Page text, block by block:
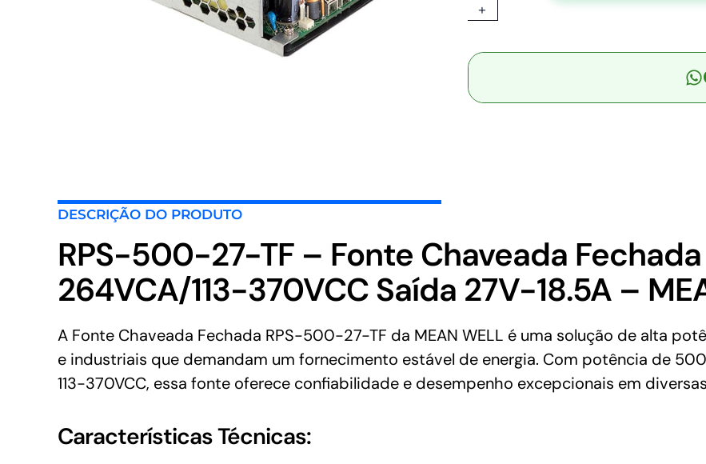
TF
Fonte
Fechada
-
MEAN
WELL
+
DESCRIÇÃO DO PRODUTO
RPS-500-27-TF – Fonte Chaveada
264VCA/113-370VCC Saída 27V-18.5A –
A Fonte Chaveada Fechada RPS-500-27-TF da MEAN WELL é uma solução de alta
e industriais que demandam um fornecimento estável de energia. Com potência de
113-370VCC, essa fonte oferece confiabilidade e desempenho excepcionais em
Características Técnicas: